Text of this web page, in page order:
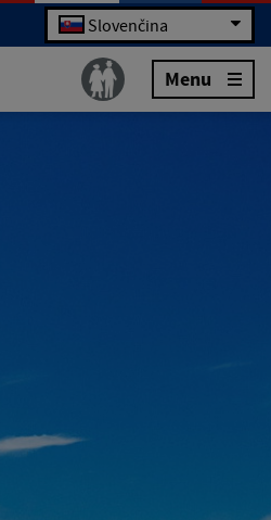
Slovenčina
Menu